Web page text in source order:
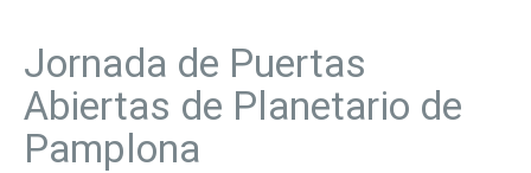
Jornada de Puertas
Abiertas de Planetario de
Pamplona